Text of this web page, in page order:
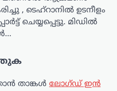
, ടെഹ്‌റാനിൽ ഉടനീളം
ചെയ്യപ്പെട്ടു. മിഡിൽ
താങ്കൾ ലോഗ്ഡ് ഇൻ